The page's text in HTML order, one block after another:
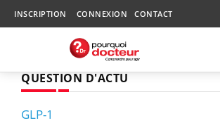
INSCRIPTION CONNEXION CONTACT
QUESTION D'ACTU
GLP-1